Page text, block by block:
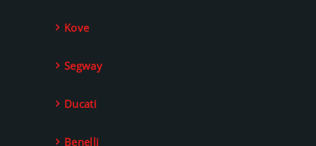
Kove
Segway
Ducati
Benelli